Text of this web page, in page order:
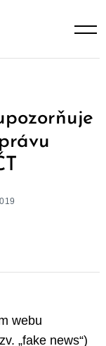
webu
„fake news“)